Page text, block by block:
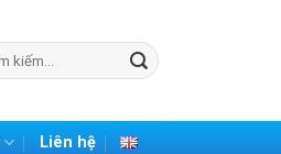
Liên hệ